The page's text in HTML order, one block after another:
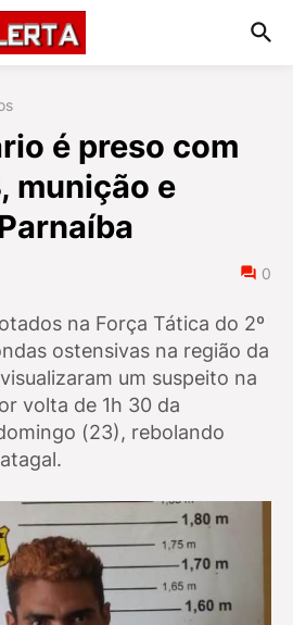
é preso com
munição e
0
na Força Tática do 2º
ostensivas na região da
um suspeito na
volta de 1h 30 da
(23), rebolando